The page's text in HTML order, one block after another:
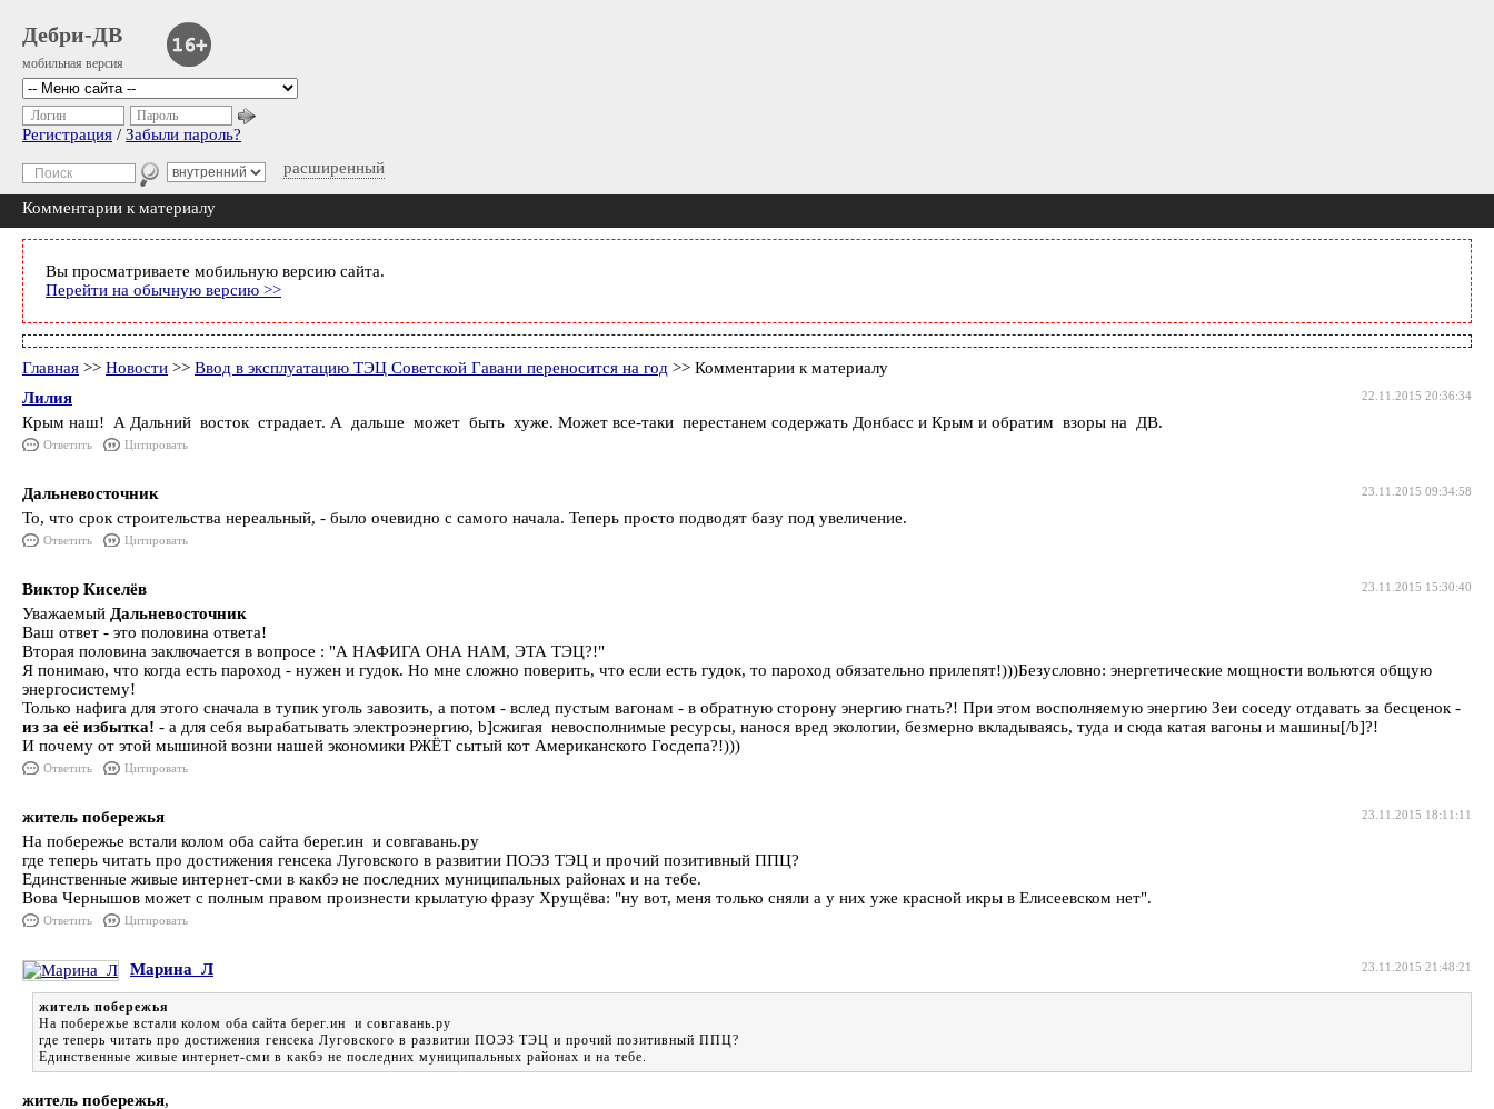
Дебри-ДВ
мобильная версия
расширенный
Логин Пароль
Регистрация / Забыли пароль?
Комментарии к материалу
Вы просматриваете мобильную версию сайта.
Перейти на обычную версию >>
Главная >> Новости >> Ввод в эксплуатацию ТЭЦ Советской Гавани переносится на год >> Комментарии к материалу
22.11.2015 20:36:34
Лилия
Крым наш! А Дальний восток страдает. А дальше может быть хуже. Может все-таки перестанем содержать Донбасс и Крым и обратим взоры на ДВ.
Ответить Цитировать
23.11.2015 09:34:58
Дальневосточник
То, что срок строительства нереальный, - было очевидно с самого начала. Теперь просто подводят базу под увеличение.
Ответить Цитировать
23.11.2015 15:30:40
Виктор Киселёв
Уважаемый Дальневосточник
Ваш ответ - это половина ответа!
Вторая половина заключается в вопросе : "А НАФИГА ОНА НАМ, ЭТА ТЭЦ?!"
Я понимаю, что когда есть пароход - нужен и гудок. Но мне сложно поверить, что если есть гудок, то пароход обязательно прилепят!)))Безусловно: энергетические мощности вольются общую
энергосистему!
Только нафига для этого сначала в тупик уголь завозить, а потом - вслед пустым вагонам - в обратную сторону энергию гнать?! При этом восполняемую энергию Зеи соседу отдавать за бесценок -
из за её избытка! - а для себя вырабатывать электроэнергию, b]сжигая невосполнимые ресурсы, нанося вред экологии, безмерно вкладываясь, туда и сюда катая вагоны и машины[/b]?!
И почему от этой мышиной возни нашей экономики РЖЁТ сытый кот Американского Госдепа?!)))
Ответить Цитировать
23.11.2015 18:11:11
житель побережья
На побережье встали колом оба сайта берег.ин и совгавань.ру
где теперь читать про достижения генсека Луговского в развитии ПОЭЗ ТЭЦ и прочий позитивный ППЦ?
Единственные живые интернет-сми в какбэ не последних муниципальных районах и на тебе.
Вова Чернышов может с полным правом произнести крылатую фразу Хрущёва: "ну вот, меня только сняли а у них уже красной икры в Елисеевском нет".
Ответить Цитировать
23.11.2015 21:48:21
Марина_Л
житель побережья
На побережье встали колом оба сайта берег.ин и совгавань.ру
где теперь читать про достижения генсека Луговского в развитии ПОЭЗ ТЭЦ и прочий позитивный ППЦ?
Единственные живые интернет-сми в какбэ не последних муниципальных районах и на тебе.
житель побережья,